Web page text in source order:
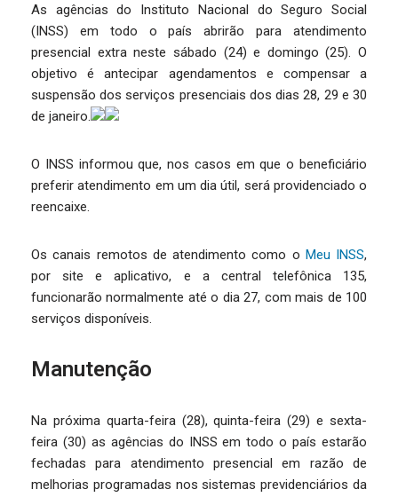
As agências do Instituto Nacional do Seguro Social
(INSS) em todo o país abrirão para atendimento
presencial extra neste sábado (24) e domingo (25). O
objetivo é antecipar agendamentos e compensar a
suspensão dos serviços presenciais dos dias 28, 29 e 30
de janeiro.
O INSS informou que, nos casos em que o beneficiário
preferir atendimento em um dia útil, será providenciado o
reencaixe.
Os canais remotos de atendimento como o Meu INSS,
por site e aplicativo, e a central telefônica 135,
funcionarão normalmente até o dia 27, com mais de 100
serviços disponíveis.
Manutenção
Na próxima quarta-feira (28), quinta-feira (29) e sexta-
feira (30) as agências do INSS em todo o país estarão
fechadas para atendimento presencial em razão de
melhorias programadas nos sistemas previdenciários da